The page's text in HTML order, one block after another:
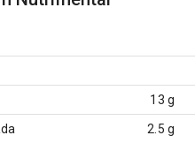
13 g
2.5 g